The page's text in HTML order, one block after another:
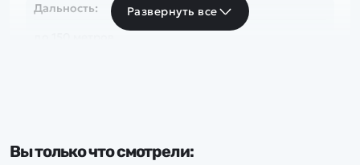
Дальность:
Развернуть все
Вы только что смотрели: